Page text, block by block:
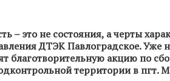
– это не состояния, а черты
ДТЭК Павлоградское. Уже
благотворительную акцию по
территории в пгт.